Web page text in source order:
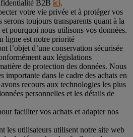
B2B ici.
votre vie privée et à protéger vos
toujours transparents quant à la
pourquoi nous utilisons vos données.
ligne est notre priorité
l’objet d’une conservation sécurisée
aux législations
de protection des données. Nous
importante dans le cadre des achats en
recours aux technologies les plus
personnelles et les détails de
faciliter vos achats et adapter nos
les utilisateurs utilisent notre site web